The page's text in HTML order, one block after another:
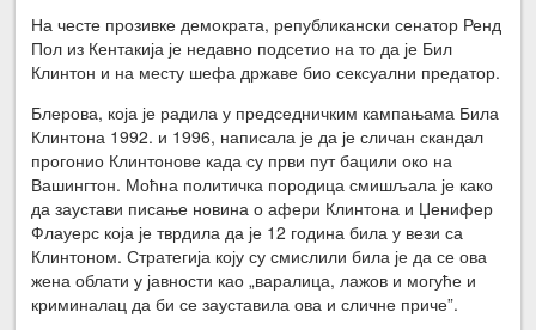
На честе прозивке демократа, републикански сенатор Ренд
Пол из Кентакија је недавно подсетио на то да је Бил
Клинтон и на месту шефа државе био сексуални предатор.
Блерова, која је радила у председничким кампањама Била
Клинтона 1992. и 1996, написала је да је сличан скандал
прогонио Клинтонове када су први пут бацили око на
Вашингтон. Моћна политичка породица смишљала је како
да заустави писање новина о афери Клинтона и Џенифер
Флауерс која је тврдила да је 12 година била у вези са
Клинтоном. Стратегија коју су смислили била је да се ова
жена облати у јавности као „варалица, лажов и могуће и
криминалац да би се зауставила ова и сличне приче”.